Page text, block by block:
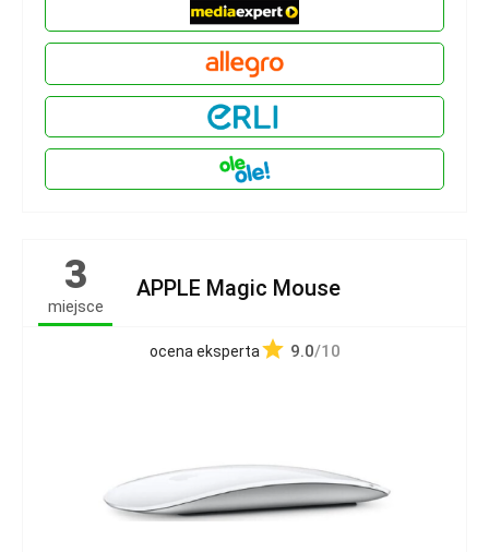
3
miejsce
APPLE Magic Mouse
ocena eksperta 9.0/10